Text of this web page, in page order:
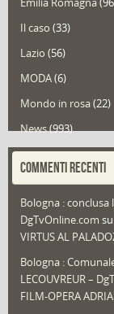
Emilia Romagna
Il caso (33)
Lazio (56)
MODA(6)
Mondo in rosa(22)
News(993)
Portfolio(1)
Redazioni(1.049)
Speciali (22)
Sport
That's Bologna
COMMENTI RECENTI
Bologna : conclusa
DgTvOnline.com su
VIRTUS AL
Bologna :
LECOUVREUR –
FILM-OPERA